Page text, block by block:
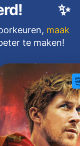
✨
maak
te maken!